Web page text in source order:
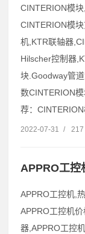
CINTERION模
CINTERION模
机,KTR联轴器
Hilscher控制器
块.Goodway管
数CINTERION
荐：
2022-07-31 / 217
APPRO工控
APPRO工控机,
APPRO工控机
器,APPRO工控